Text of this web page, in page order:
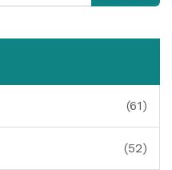
(61)
(52)